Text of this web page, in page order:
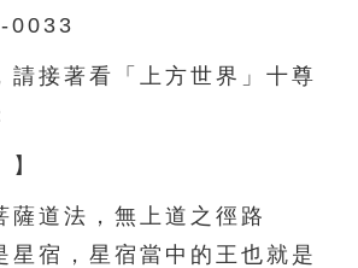
0033
接著看「上方世界」十尊
道法，無上道之徑路
星宿，星宿當中的王也就是